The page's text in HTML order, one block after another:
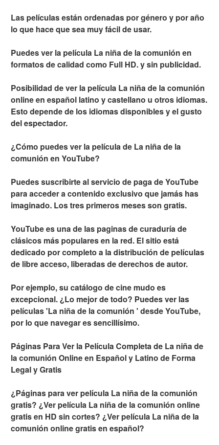
Las películas están ordenadas por género y por año
lo que hace que sea muy fácil de usar.
Puedes ver la película La niña de la comunión en
formatos de calidad como Full HD. y sin publicidad.
Posibilidad de ver la película La niña de la comunión
online en español latino y castellano u otros idiomas.
Esto depende de los idiomas disponibles y el gusto
del espectador.
¿Cómo puedes ver la película de La niña de la
comunión en YouTube?
Puedes suscribirte al servicio de paga de YouTube
para acceder a contenido exclusivo que jamás has
imaginado. Los tres primeros meses son gratis.
YouTube es una de las paginas de curaduría de
clásicos más populares en la red. El sitio está
dedicado por completo a la distribución de películas
de libre acceso, liberadas de derechos de autor.
Por ejemplo, su catálogo de cine mudo es
excepcional. ¿Lo mejor de todo? Puedes ver las
películas 'La niña de la comunión ' desde YouTube,
por lo que navegar es sencillísimo.
Páginas Para Ver la Película Completa de La niña de
la comunión Online en Español y Latino de Forma
Legal y Gratis
¿Páginas para ver película La niña de la comunión
gratis? ¿Ver película La niña de la comunión online
gratis en HD sin cortes? ¿Ver película La niña de la
comunión online gratis en español?